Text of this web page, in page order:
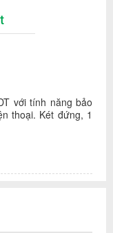
với tính năng bảo
thoại. Két đứng, 1